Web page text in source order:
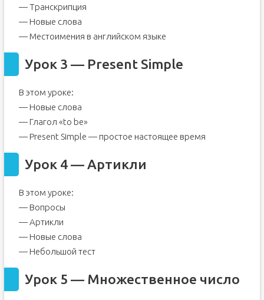
— Транскрипция
— Новые слова
— Местоимения в английском языке
Урок 3 — Present Simple
В этом уроке:
— Новые слова
— Глагол «to be»
— Present Simple — простое настоящее время
Урок 4 — Артикли
В этом уроке:
— Вопросы
— Артикли
— Новые слова
— Небольшой тест
Урок 5 — Множественное число